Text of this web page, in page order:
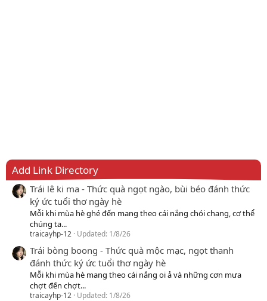
Add Link Directory
Trái lê ki ma - Thức quà ngọt ngào, bùi béo đánh thức
ký ức tuổi thơ ngày hè
Mỗi khi mùa hè ghé đến mang theo cái nắng chói chang, cơ thể
chúng ta...
traicayhp-12 Updated: 1/8/26
Trái bòng boong - Thức quà mộc mạc, ngọt thanh
đánh thức ký ức tuổi thơ ngày hè
Mỗi khi mùa hè mang theo cái nắng oi ả và những cơn mưa
chợt đến chợt...
traicayhp-12 Updated: 1/8/26